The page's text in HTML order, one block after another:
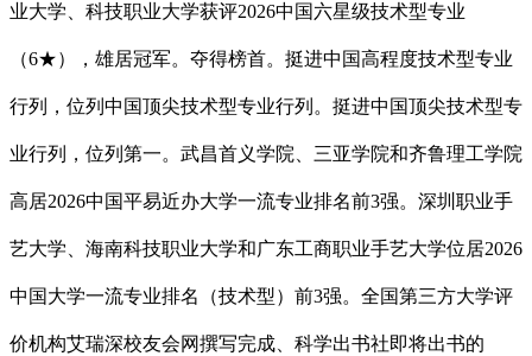
业大学、科技职业大学获评2026中国六星级技术型专业
（6★），雄居冠军。夺得榜首。挺进中国高程度技术型专业
行列，位列中国顶尖技术型专业行列。挺进中国顶尖技术型专
业行列，位列第一。武昌首义学院、三亚学院和齐鲁理工学院
高居2026中国平易近办大学一流专业排名前3强。深圳职业手
艺大学、海南科技职业大学和广东工商职业手艺大学位居2026
中国大学一流专业排名（技术型）前3强。全国第三方大学评
价机构艾瑞深校友会网撰写完成、科学出书社即将出书的